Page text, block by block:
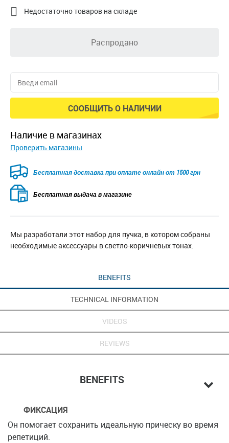
 Недостаточно товаров на складе
Распродано
СООБЩИТЬ О НАЛИЧИИ
наличие в магазинах
Проверить магазины
Безкоштовна доставка для замовлень від 2500 грн при
оплаті онлайн
Бесплатная выдача в магазине
Мы разработали этот набор для пучка, в котором собраны
необходимые аксессуары в светло-коричневых тонах.
BENEFITS
TECHNICAL INFORMATION
VIDEOS
REVIEWS
BENEFITS
ФИКСАЦИЯ
Он помогает сохранить идеальную прическу во время
репетиций.